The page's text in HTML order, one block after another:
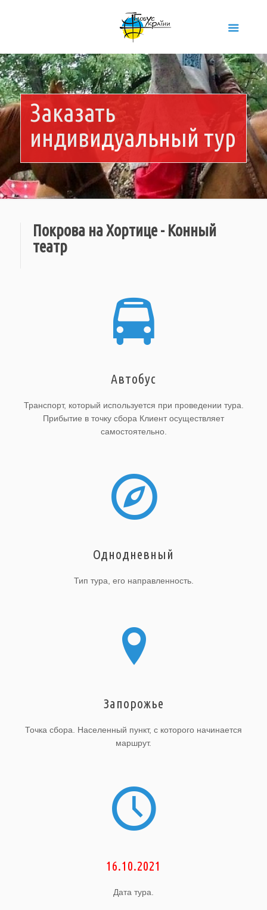
Заказать
индивидуальный тур
Покрова на Хортице - Конный
театр
Автобус
Транспорт, который используется при проведении тура.
Прибытие в точку сбора Клиент осуществляет
самостоятельно.
Однодневный
Тип тура, его направленность.
Запорожье
Точка сбора. Населенный пункт, с которого начинается
маршрут.
16.10.2021
Дата тура.